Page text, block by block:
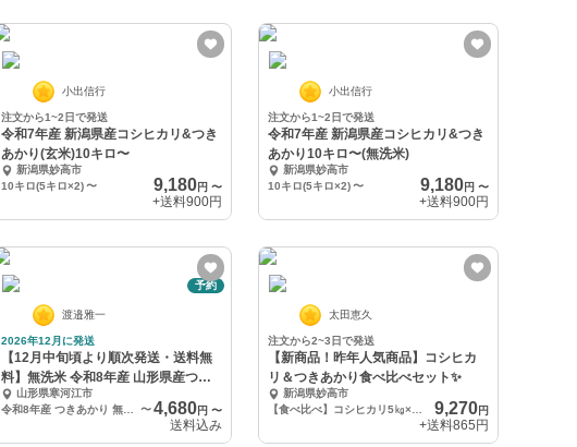
小出信行
注文から1~2日で発送
令和7年産 新潟県産コシヒカリ&つき
あかり(玄米)10キロ〜
新潟県妙高市
10キロ(5キロ×2) 〜 9,180円〜
+送料900円
小出信行
注文から1~2日で発送
令和7年産 新潟県産コシヒカリ&つき
あかり10キロ〜(無洗米)
新潟県妙高市
10キロ(5キロ×2)〜 9,180円 〜
+送料900円
予約
渡邉雅一
2026年12月に発送
【12月中旬頃より順次発送・送料無
料】無洗米 令和8年産 山形県産つき
あかり
山形県寒河江市
〜4,680円〜
送料込み
太田恵久
注文から2~3日で発送
【新商品！昨年人気商品】コシヒカ
リ＆つきあかり食べ比べセット✨
新潟県妙高市
9,270円
+送料865円